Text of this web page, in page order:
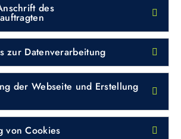
des
zur Datenverarbeitung
der Webseite und Erstellung
von Cookies